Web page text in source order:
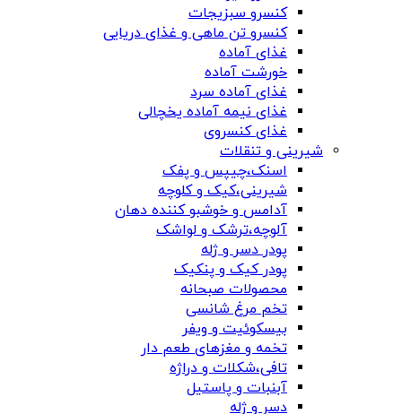
کنسرو سبزیجات
کنسرو تن ماهی و غذای دریایی
غذای آماده
خورشت آماده
غذای آماده سرد
غذای نیمه آماده یخچالی
غذای کنسروی
شیرینی و تنقلات
اسنک،چیپس و پفک
شیرینی،کیک و کلوچه
آدامس و خوشبو کننده دهان
آلوچه،ترشک و لواشک
پودر دسر و ژله
پودر کیک و پنکیک
محصولات صبحانه
تخم مرغ شانسی
بیسکوئیت و ویفر
تخمه و مغزهای طعم دار
تافی،شکلات و دراژه
آبنبات و پاستیل
دسر و ژله